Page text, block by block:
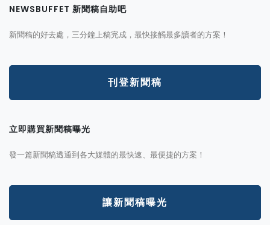
NEWSBUFFET 新聞稿自助吧
新聞稿的好去處，三分鐘上稿完成，最快接觸最多讀者的方案！
刊登新聞稿
立即購買新聞稿曝光
發一篇新聞稿透通到各大媒體的最快速、最便捷的方案！
讓新聞稿曝光